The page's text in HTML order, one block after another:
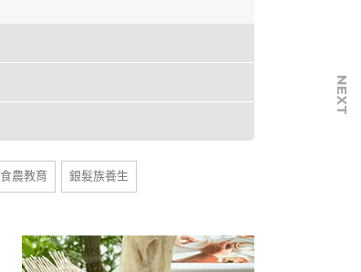
食農教育 銀髮族養生
NEXT